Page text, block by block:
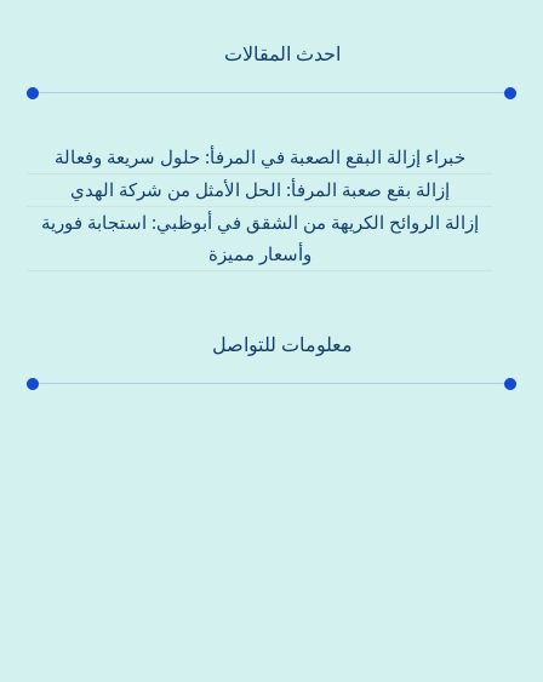
احدث المقالات
خبراء إزالة البقع الصعبة في المرفأ: حلول سريعة وفعالة
إزالة بقع صعبة المرفأ: الحل الأمثل من شركة الهدي
إزالة الروائح الكريهة من الشقق في أبوظبي: استجابة فورية
وأسعار مميزة
معلومات للتواصل